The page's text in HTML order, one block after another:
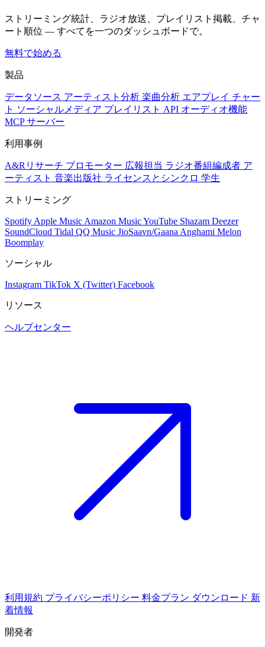
ストリーミング統計、ラジオ放送、プレイリスト掲載、チャ
ート順位 — すべてを一つのダッシュボードで。
無料で始める
製品
データソース アーティスト分析 楽曲分析 エアプレイ チャー
ト ソーシャルメディア プレイリスト API オーディオ機能
MCP サーバー
利用事例
A&Rリサーチ プロモーター 広報担当 ラジオ番組編成者 ア
ーティスト 音楽出版社 ライセンスとシンクロ 学生
ストリーミング
Spotify Apple Music Amazon MusicYouTube Shazam Deezer
SoundCloud Tidal QQ Music JioSaavn/Gaana Anghami Melon
Boomplay
ソーシャル
Instagram TikTok X (Twitter) Facebook
リソース
ヘルプセンター
利用規約 プライバシーポリシー 料金プラン ダウンロード 新
着情報
開発者